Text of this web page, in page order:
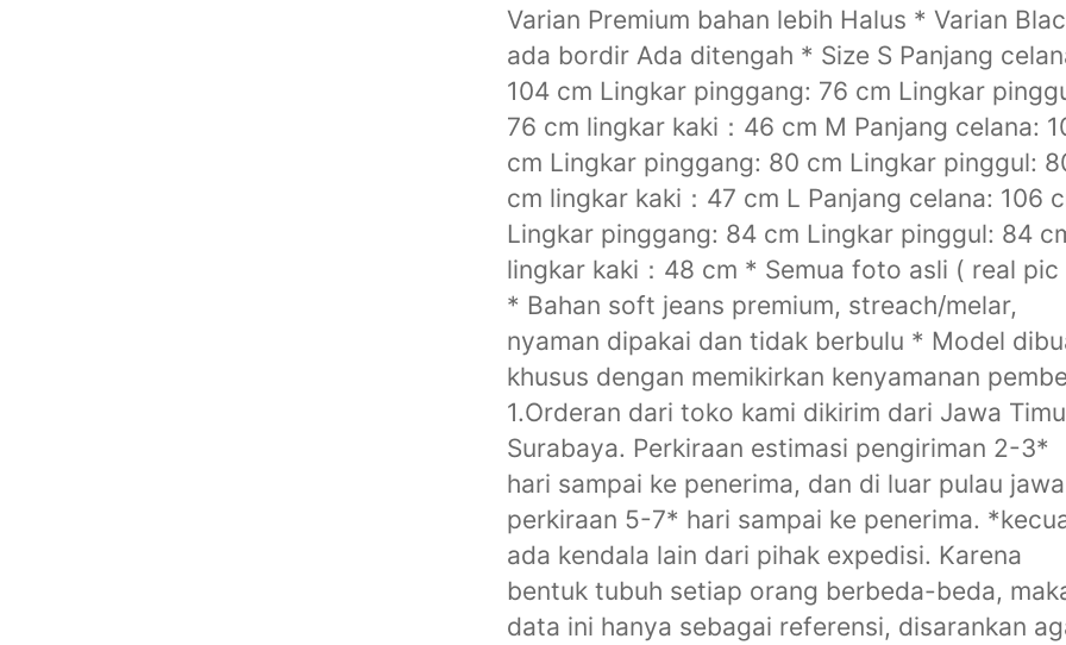
Varian Premium bahan lebih Halus * Varian
ada bordir Ada ditengah * Size S Panjang
104 cm Lingkar pinggang: 76 cm Lingkar
76 cm lingkar kaki：46 cm M Panjang celana:
cm Lingkar pinggang: 80 cm Lingkar pinggul:
cm lingkar kaki：47 cm L Panjang celana: 106
Lingkar pinggang: 84 cm Lingkar pinggul: 84
lingkar kaki：48 cm * Semua foto asli ( real pic
* Bahan soft jeans premium, streach/melar,
nyaman dipakai dan tidak berbulu * Model
khusus dengan memikirkan kenyamanan
1.Orderan dari toko kami dikirim dari Jawa
Surabaya. Perkiraan estimasi pengiriman 2-3*
hari sampai ke penerima, dan di luar pulau jawa
perkiraan 5-7* hari sampai ke penerima.
ada kendala lain dari pihak expedisi. Karena
bentuk tubuh setiap orang berbeda-beda,
data ini hanya sebagai referensi, disarankan